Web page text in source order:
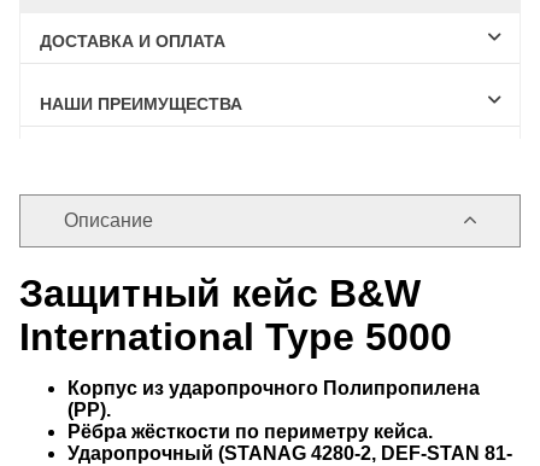
ДОСТАВКА И ОПЛАТА
НАШИ ПРЕИМУЩЕСТВА
Описание
Защитный кейс B&W
International Type 5000
Корпус из ударопрочного Полипропилена
(PP).
Рёбра жёсткости по периметру кейса.
Ударопрочный (STANAG 4280-2, DEF-STAN 81-